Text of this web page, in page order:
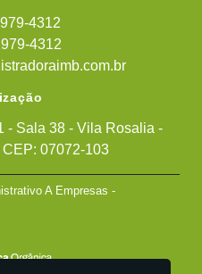
4312
4312
- Sala 38 - Vila Rosalia -
07072-103
A Empresas -